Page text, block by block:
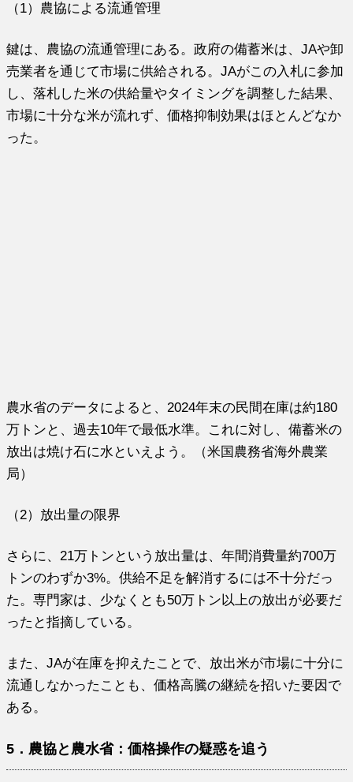
（1）農協による流通管理
鍵は、農協の流通管理にある。政府の備蓄米は、JAや卸
売業者を通じて市場に供給される。JAがこの入札に参加
し、落札した米の供給量やタイミングを調整した結果、
市場に十分な米が流れず、価格抑制効果はほとんどなか
った。
農水省のデータによると、2024年末の民間在庫は約180
万トンと、過去10年で最低水準。これに対し、備蓄米の
放出は焼け石に水といえよう。（米国農務省海外農業
局）
（2）放出量の限界
さらに、21万トンという放出量は、年間消費量約700万
トンのわずか3%。供給不足を解消するには不十分だっ
た。専門家は、少なくとも50万トン以上の放出が必要だ
ったと指摘している。
また、JAが在庫を抑えたことで、放出米が市場に十分に
流通しなかったことも、価格高騰の継続を招いた要因で
ある。
5．農協と農水省：価格操作の疑惑を追う